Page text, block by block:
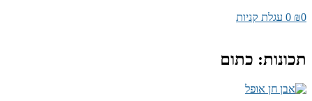
₪0
0 עגלת קניות
תכונות: כתום